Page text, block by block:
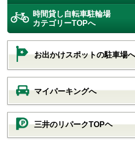
時間貸し自転車駐輪場
カテゴリーTOPへ
お出かけスポットの駐車場へ
マイパーキングへ
三井のリパークTOPヘ